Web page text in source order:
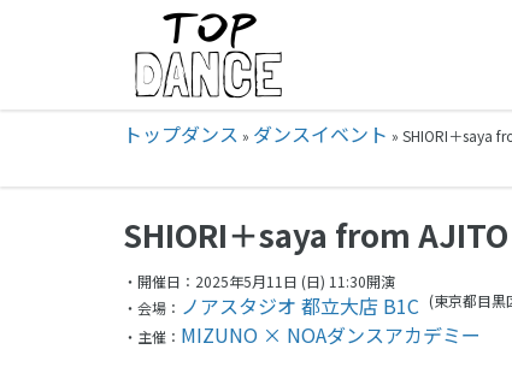
トップダンス » ダンスイベント » SHIORI＋saya
SHIORI＋saya from AJITO
・開催日：2025年5月11日 (日) 11:30開演
・会場： ノアスタジオ 都立大店 B1C (東京都目黒
・主催： MIZUNO × NOAダンスアカデミー